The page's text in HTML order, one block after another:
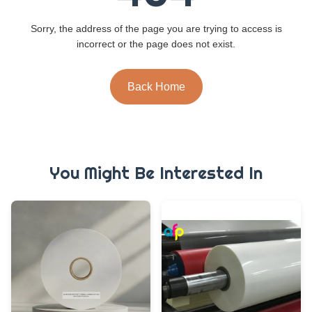
Sorry, the address of the page you are trying to access is
incorrect or the page does not exist.
Back Home
You Might Be Interested In